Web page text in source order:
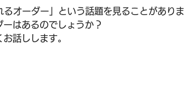
オーダー」という話題を見ることがあり
はあるのでしょうか？
話しします。